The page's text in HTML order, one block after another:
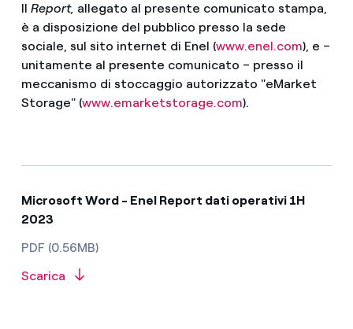
Il Report, allegato al presente comunicato stampa,
è a disposizione del pubblico presso la sede
sociale, sul sito internet di Enel (www.enel.com), e –
unitamente al presente comunicato – presso il
meccanismo di stoccaggio autorizzato "eMarket
Storage" (www.emarketstorage.com).
Microsoft Word - Enel Report dati operativi 1H
2023
PDF (0.56MB)
Scarica